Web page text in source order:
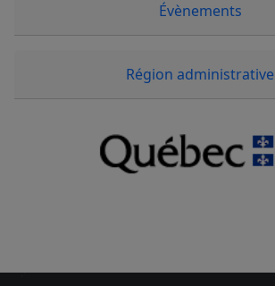
Évènements
Région administrative